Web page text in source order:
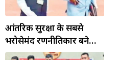
आंतरिक सुरक्षा के सबसे
भरोसेमंद रणनीतिकार बने
रहेंगे गोविंद मोहन